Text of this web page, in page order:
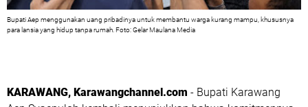
Bupati Aep menggunakan uang pribadinya untuk membantu warga kurang mampu, khususnya
para lansia yang hidup tanpa rumah. Foto: Gelar Maulana Media
KARAWANG, Karawangchannel.com - Bupati Karawang